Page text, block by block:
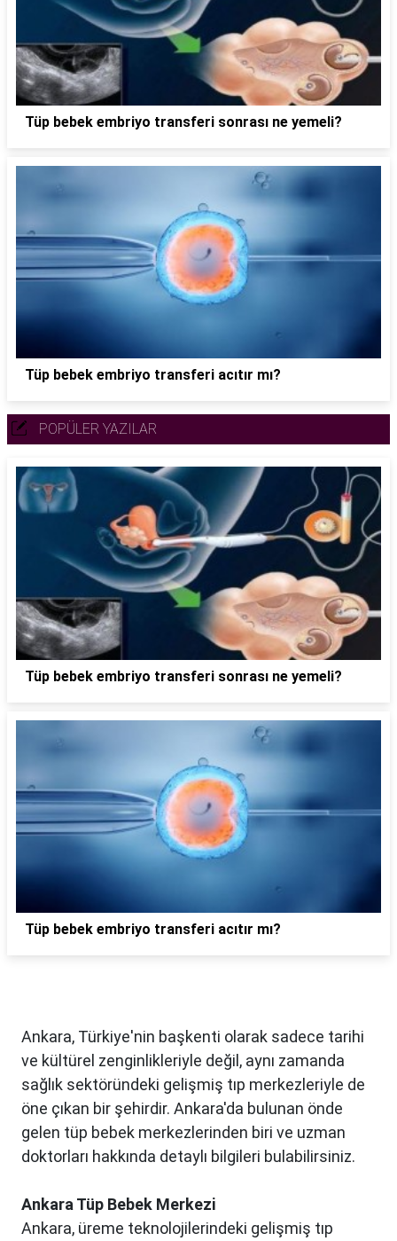
Tüp bebek embriyo transferi sonrası ne yemeli?
Tüp bebek embriyo transferi acıtır mı?
POPÜLER YAZILAR
Tüp bebek embriyo transferi sonrası ne yemeli?
Tüp bebek embriyo transferi acıtır mı?
Ankara, Türkiye'nin başkenti olarak sadece tarihi
ve kültürel zenginlikleriyle değil, aynı zamanda
sağlık sektöründeki gelişmiş tıp merkezleriyle de
öne çıkan bir şehirdir. Ankara'da bulunan önde
gelen tüp bebek merkezlerinden biri ve uzman
doktorları hakkında detaylı bilgileri bulabilirsiniz.
Ankara Tüp Bebek Merkezi
Ankara, üreme teknolojilerindeki gelişmiş tıp